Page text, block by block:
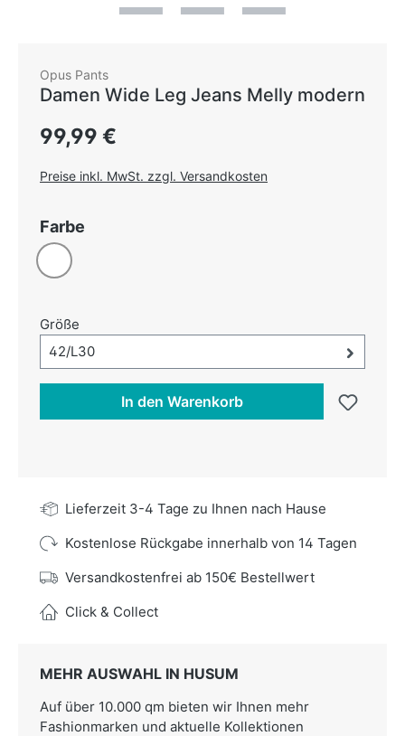
Opus Pants
Damen Wide Leg Jeans Melly modern
Regulärer Preis:
99,99 €
Preise inkl. MwSt. zzgl. Versandkosten
Farbe
Weiß
Größe
Größe-Auswahl öffnen, aktuell ausgewählt:
42/L30
In den Warenkorb
Lieferzeit 3-4 Tage zu Ihnen nach Hause
Kostenlose Rückgabe innerhalb von 14 Tagen
Versandkostenfrei ab 150€ Bestellwert
Click & Collect
MEHR AUSWAHL IN HUSUM
Auf über 10.000 qm bieten wir Ihnen mehr
Fashionmarken und aktuelle Kollektionen